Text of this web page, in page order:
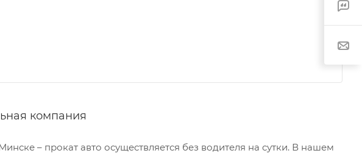
компания
– прокат авто осуществляется без водителя на сутки. В нашем